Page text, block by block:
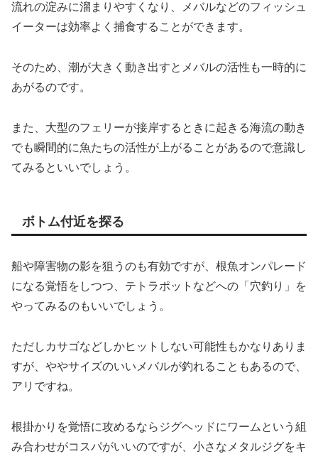
流れの淀みに溜まりやすくなり、メバルなどのフィッシュ
イーターは効率よく捕食することができます。
そのため、潮が大きく動き出すとメバルの活性も一時的に
あがるのです。
また、大型のフェリーが接岸するときに起きる海流の動き
でも瞬間的に魚たちの活性が上がることがあるので意識し
てみるといいでしょう。
ボトム付近を探る
船や障害物の影を狙うのも有効ですが、根魚オンパレード
になる覚悟をしつつ、テトラポットなどへの「穴釣り」を
やってみるのもいいでしょう。
ただしカサゴなどしかヒットしない可能性もかなりありま
すが、ややサイズのいいメバルが釣れることもあるので、
アリですね。
根掛かりを覚悟に攻めるならジグヘッドにワームという組
み合わせがコスパがいいのですが、小さなメタルジグをキ